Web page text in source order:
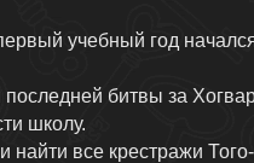
учебный год
битвы за
школу.
найти все крестражи